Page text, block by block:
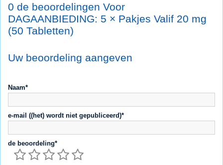
0 de beoordelingen Voor
DAGAANBIEDING: 5 × Pakjes Valif 20 mg
(50 Tabletten)
Uw beoordeling aangeven
Naam*
e-mail ((het) wordt niet gepubliceerd)*
de beoordeling*